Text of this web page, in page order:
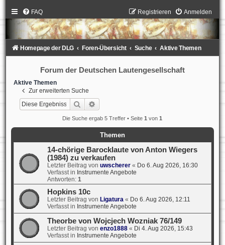
FAQ Anmelden
Registrieren
Homepage der DLG Foren-Übersicht Suche Aktive Themen
Forum der Deutschen Lautengesellschaft
Aktive Themen
Zur erweiterten Suche
Suche
Die Suche ergab 5 Treffer • Seite1 von1
Themen
14-chörige Barocklaute von Anton Wiegers
(1984) zu verkaufen
Letzter Beitrag von uwscherer« Do 6. Aug 2026, 16:30
Verfasst in Instrumente Angebote
Antworten: 1
Hopkins 10c
Letzter Beitrag von Ligatura « Do 6. Aug 2026, 12:11
Verfasst in Instrumente Angebote
Theorbe von Wojcjech Wozniak 76/149
Letzter Beitrag von enzo1888« Di 4. Aug 2026, 15:43
Verfasst in Instrumente Angebote